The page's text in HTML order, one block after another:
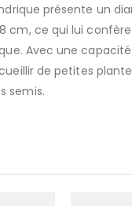
présente un
cm, ce qui lui
Avec une capacité
de petites
semis.